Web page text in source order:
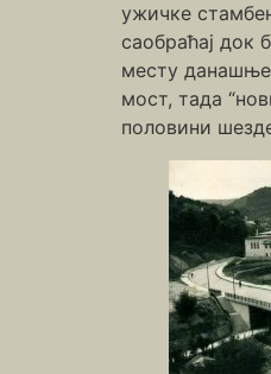
ужичке
саобраћај док
месту
мост, тада
половини